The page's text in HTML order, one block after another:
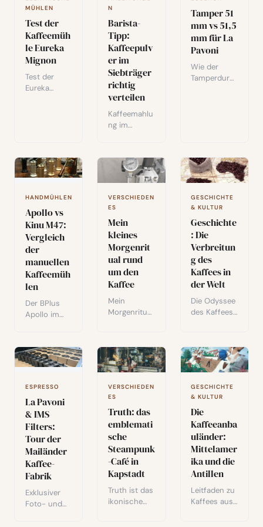
Kompost,
flege und
vieles mehr.
Expertenrats
die Wahl
zwischen
Espresso
und Filter.
präzisen
Extraktionsle
istungen.
MÜHLEN
Test der
Kaffeemüh
le Eureka
Mignon
Test der
Eureka
minimale
Retentionsm
Kompakter
elektrischer
Mahlwerk für
Heimespress
o.
N
Barista-
Tipp:
Kaffeepulv
er im
Siebträger
richtig
verteilen
Kaffeemahlu
ng im
verteilen, um
Channeling
zu
Barista-
und
Werkzeugem
pfehlungen
für
gleichmäßig
en Espresso.
Tamper 51
mm vs 51,5
mm für La
Pavoni
Wie der
Tamperdurc
beeinflusst:
51 mm vs.
51,5 mm im
HANDMÜHLEN
Apollo vs
Kinu M47:
Vergleich
der
manuellen
Kaffeemüh
len
Der BPlus
Apollo im
mm-Italmill-
Scheiben
und
Ausführliche
r Vergleich
mit dem
Kinu M47
Classic und
Fazit.
VERSCHIEDEN
ES
Mein
kleines
Morgenrit
ual rund
um den
Kaffee
Mein
Morgenritual
Kaffee als
Video: vom
Abwiegen
Extraktion,
Schritt für
Schritt
erklärt.
GESCHICHTE
& KULTUR
Geschichte
: Die
Verbreitun
g des
Kaffees in
der Welt
Die Odyssee
des Kaffees:
arabischen
Ursprüngen
bis zur
Verbreitung,
einschließlic
h der
kolonialen
Rivalitäten
zwischen
Nationen.
ESPRESSO
La Pavoni
& IMS
Filters:
Tour der
Mailänder
Kaffee-
Fabrik
Exklusiver
Foto- und
VERSCHIEDEN
ES
Truth: das
emblemati
sche
Steampunk
-Café in
Kapstadt
Truth ist das
ikonische
GESCHICHTE
& KULTUR
Die
Kaffeeanba
uländer:
Mittelamer
ika und die
Antillen
Leitfaden zu
Kaffees aus